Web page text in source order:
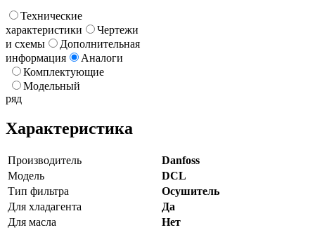
Технические
характеристики
Чертежи
и схемы
Дополнительная
информация
Аналоги
Комплектующие
Модельный
ряд
Характеристика
Производитель
Danfoss
Модель
DCL
Тип фильтра
Осушитель
Для хладагента
Да
Для масла
Нет